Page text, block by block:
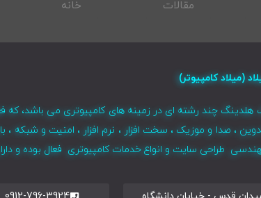
مقالات خانه
(میلاد کامپیوتر)
هلدینگ چند رشته ای در زمینه های کامپیوتری می باشد،
، صدا و موزیک ، سخت افزار ، نرم افزار ، امنیت و
طراحی سایت و انواع خدمات کامپیوتری فعال بوده و